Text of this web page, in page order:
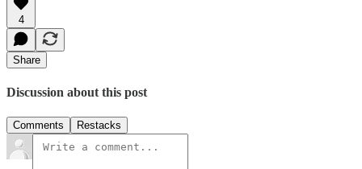
4
Share
Discussion about this post
Comments Restacks